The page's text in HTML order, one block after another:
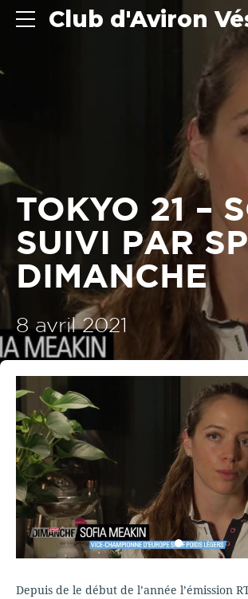
Club d'Aviron
TOKYO 21 –
SUIVI PAR
DIMANCHE
8 avril 2021
Depuis de le début de l’année l’émission